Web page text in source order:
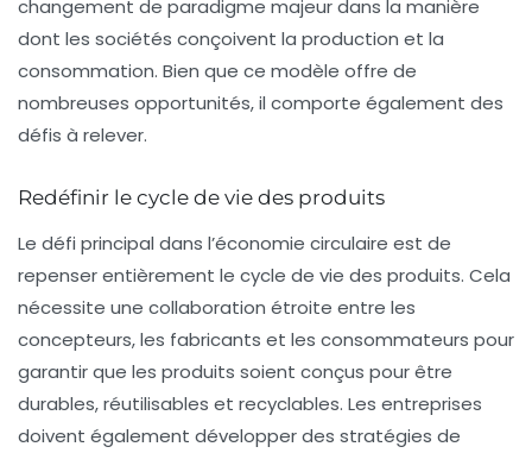
changement de paradigme majeur dans la manière
dont les sociétés conçoivent la production et la
consommation. Bien que ce modèle offre de
nombreuses opportunités, il comporte également des
défis à relever.
Redéfinir le cycle de vie des produits
Le défi principal dans l’économie circulaire est de
repenser entièrement le cycle de vie des produits. Cela
nécessite une collaboration étroite entre les
concepteurs, les fabricants et les consommateurs pour
garantir que les produits soient conçus pour être
durables, réutilisables et recyclables. Les entreprises
doivent également développer des stratégies de